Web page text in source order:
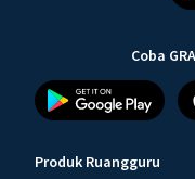
Coba
Produk Ruangguru